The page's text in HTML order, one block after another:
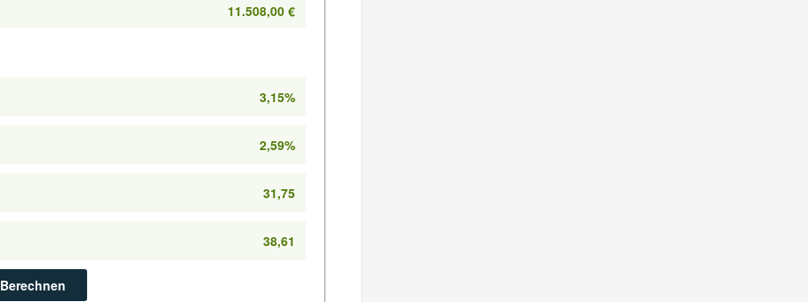
11.508,00 €
3,15%
2,59%
31,75
38,61
Berechnen